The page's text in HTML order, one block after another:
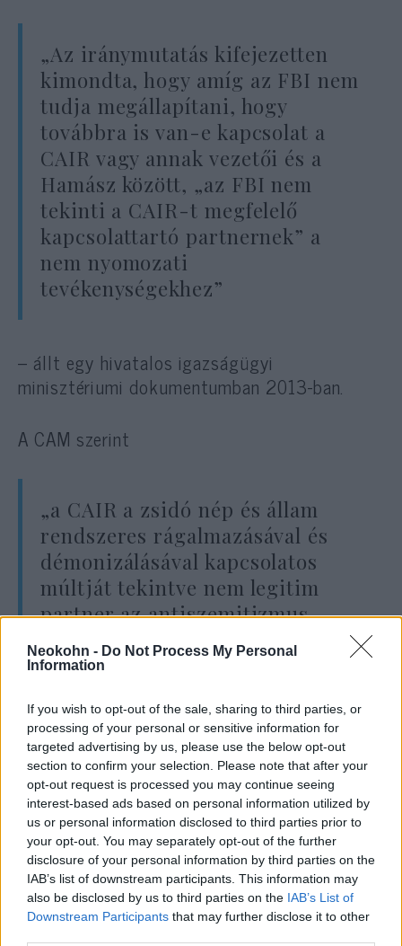
Neokohn - Do Not Process My Personal
Information
If you wish to opt-out of the sale, sharing to third parties, or
processing of your personal or sensitive information for
targeted advertising by us, please use the below opt-out
section to confirm your selection. Please note that after your
opt-out request is processed you may continue seeing
interest-based ads based on personal information utilized by
us or personal information disclosed to third parties prior to
your opt-out. You may separately opt-out of the further
disclosure of your personal information by third parties on the
IAB’s list of downstream participants. This information may
also be disclosed by us to third parties on the IAB’s List of
Downstream Participants that may further disclose it to other
„Az iránymutatás kifejezetten
kimondta, hogy amíg az FBI nem
tudja megállapítani, hogy
továbbra is van-e kapcsolat a
CAIR vagy annak vezetői és a
Hamász között, „az FBI nem
tekinti a CAIR-t megfelelő
kapcsolattartó partnernek” a
nem nyomozati
tevékenységekhez”
– állt egy hivatalos igazságügyi
minisztériumi dokumentumban 2013-ban.
A CAM szerint
„a CAIR a zsidó nép és állam
rendszeres rágalmazásával és
démonizálásával kapcsolatos
múltját tekintve nem legitim
partner az antiszemitizmus
elleni közös erőfeszítésben”.
Hozzátették, hogy bár ők maguk nem
szerepelnek a jelentésben,
„a CAM, 740 vallásközi
partnerével és több millió
elkötelezett, alulról jövő
követőjével együtt készen áll
arra, hogy kivegye a részét ebből
a létfontosságú erőfeszítésből,